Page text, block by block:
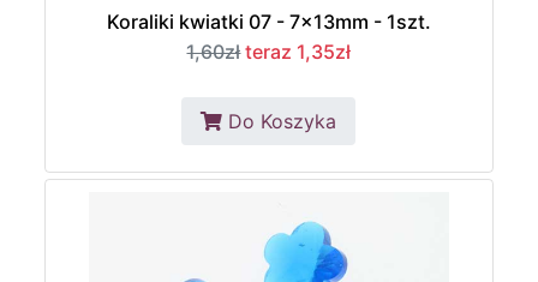
Koraliki kwiatki 07 - 7x13mm - 1szt.
1,60zł teraz 1,35zł
Do Koszyka